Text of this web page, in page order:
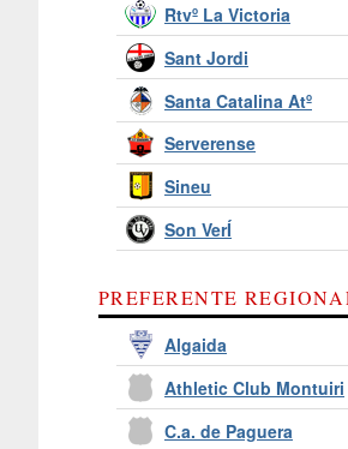
Rtvº La Victoria
Sant Jordi
Santa Catalina Atº
Serverense
Sineu
Son VerÍ
PREFERENTE
Algaida
Athletic Club Montuiri
C.a. de Paguera